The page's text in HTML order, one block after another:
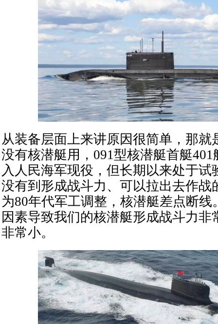
从装备层面上来讲原因很简单，那
没有核潜艇用，091型核潜艇首艇401
入人民海军现役，但长期以来处于试
没有到形成战斗力、可以拉出去作战
为80年代军工调整，核潜艇差点断线
因素导致我们的核潜艇形成战斗力非
非常小。